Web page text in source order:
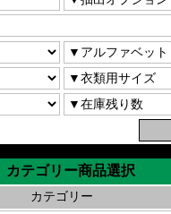
カテゴリー商品選択
カテゴリー